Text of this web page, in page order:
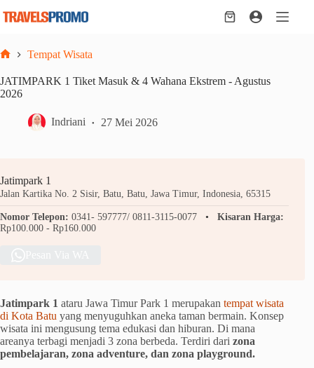
Shopping
Tempat Wisata
JATIMPARK 1 Tiket Masuk & 4 Wahana Ekstrem - Agustus
2026
Indriani 27 Mei 2026
Jatimpark 1
Jalan Kartika No. 2 Sisir, Batu, Batu, Jawa Timur, Indonesia, 65315
Nomor Telepon: 0341- 597777/ 0811-3115-0077
Kisaran Harga:
Rp100.000 - Rp160.000
Jatimpark 1 ataru Jawa Timur Park 1 merupakan tempat wisata
di Kota Batu yang menyuguhkan aneka taman bermain. Konsep
wisata ini mengusung tema edukasi dan hiburan. Di mana
areanya terbagi menjadi 3 zona berbeda. Terdiri dari zona
pembelajaran, zona adventure, dan zona playground.